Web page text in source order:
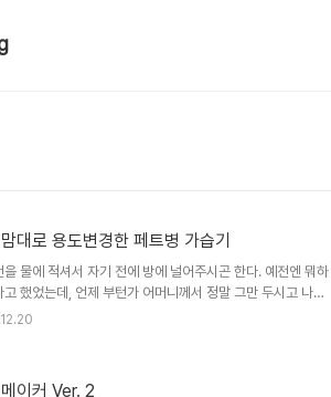
대로 용도변경한 페트병 가습기
물에 적셔서 자기 전에 방에 널어주시곤 한다. 예전엔 뭐하
했었는데, 언제 부턴가 어머니께서 정말 그만 두시고 나자,
그랬는지 모르지만 수건을 적셔 널지 않고 자면 다음날 아
이커 Ver. 2